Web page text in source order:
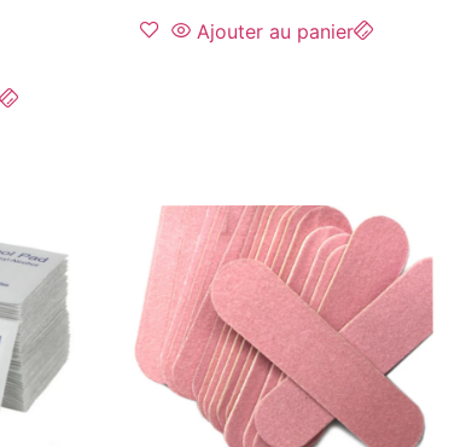
Ajouter au panier